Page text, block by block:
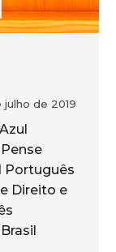
julho de 2019
Português
Direito e